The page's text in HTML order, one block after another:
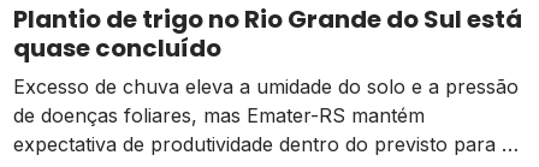
Plantio de trigo no Rio Grande do Sul está
quase concluído
Excesso de chuva eleva a umidade do solo e a pressão
de doenças foliares, mas Emater-RS mantém
expectativa de produtividade dentro do previsto para a